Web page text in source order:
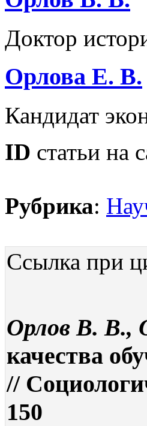
Доктор
Орлова Е. В.
Кандидат
ID статьи на
Рубрика:
Ссылка при
Орлов В. В.,
качества
//
150